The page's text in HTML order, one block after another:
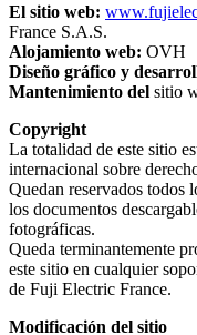
El sitio web:
France S.A.S.
Alojamiento web: OVH
Diseño gráfico y
Mantenimiento del sitio
Copyright
La totalidad de este sitio
internacional sobre
Quedan reservados todos
los documentos
fotográficas.
Queda terminantemente
este sitio en cualquier
de Fuji Electric France.
Modificación del sitio